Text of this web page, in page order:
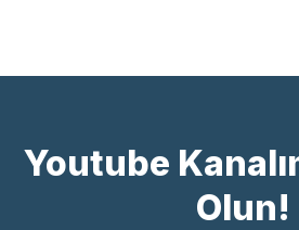
Youtube
Olun!